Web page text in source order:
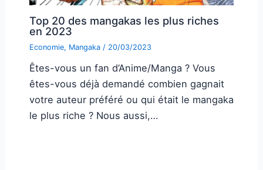
Top 20 des mangakas les plus riches
en 2023
Economie, Mangaka/ 20/03/2023
Êtes-vous un fan d’Anime/Manga ? Vous
êtes-vous déjà demandé combien gagnait
votre auteur préféré ou qui était le mangaka
le plus riche ? Nous aussi,…